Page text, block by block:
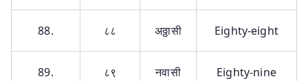
88. ८८ अठ्ठासी Eighty-eight
89. ८९ नवासी Eighty-nine